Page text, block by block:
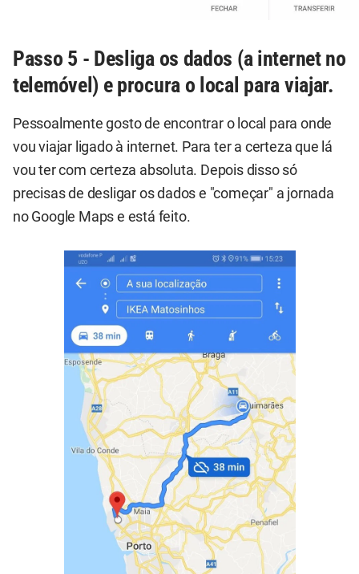
Passo 5 - Desliga os dados (a internet no
telemóvel) e procura o local para viajar.
Pessoalmente gosto de encontrar o local para onde
vou viajar ligado à internet. Para ter a certeza que lá
vou ter com certeza absoluta. Depois disso só
precisas de desligar os dados e "começar" a jornada
no Google Maps e está feito.